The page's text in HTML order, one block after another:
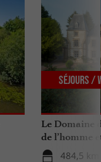
Le Domaine
de l’homme
484,5 km
Séjours /